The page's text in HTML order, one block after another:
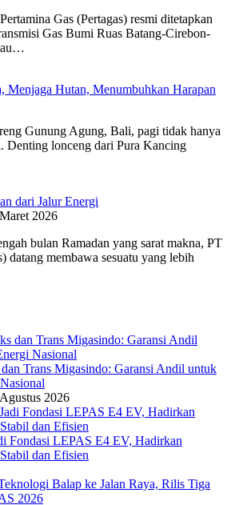
Gas (Pertagas) resmi ditetapkan
Gas Bumi Ruas Batang-Cirebon-
Menjaga Hutan, Menumbuhkan Harapan
Gunung Agung, Bali, pagi tidak hanya
Denting lonceng dari Pura Kancing
dari Jalur Energi
2026
bulan Ramadan yang sarat makna, PT
datang membawa sesuatu yang lebih
Trans Migasindo: Garansi Andil untuk
2026
Fondasi LEPAS E4 EV, Hadirkan
dan Efisien